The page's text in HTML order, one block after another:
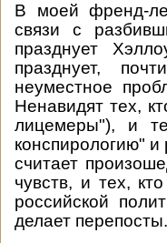
В моей френд-
связи с
празднует
празднует,
неуместное
Ненавидят тех,
лицемеры"), и
конспирологию" и
считает
чувств, и тех,
российской
делает перепосты.